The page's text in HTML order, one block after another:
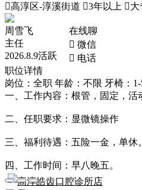
高淳区-淳溪街道 3年以上 大
周雪飞
主任
2026.8.9活跃
在线聊
 微信
 电话
职位详情
岗位：全职 年龄：不限 牙椅：1-
一、工作内容：根管，固定，活
二、任职要求：显微镜操作
三、福利待遇：五险一金，单休。
四、工作时间：早八晚五。
高淳皓齿口腔诊所店